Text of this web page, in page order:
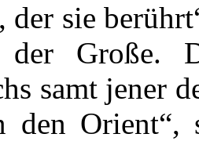
der sie
Große.
samt jener
den